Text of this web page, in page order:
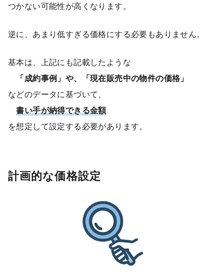
つかない可能性が高くなります。
逆に、あまり低すぎる価格にする必要もありません。
基本は、上記にも記載したような
「成約事例」や、「現在販売中の物件の価格」
などのデータに基づいて、
書い手が納得できる金額
を想定して設定する必要があります。
計画的な価格設定